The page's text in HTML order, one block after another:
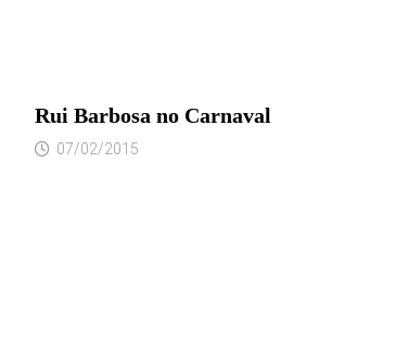
Rui Barbosa no Carnaval
07/02/2015